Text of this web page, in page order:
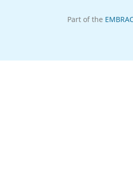
Part of the